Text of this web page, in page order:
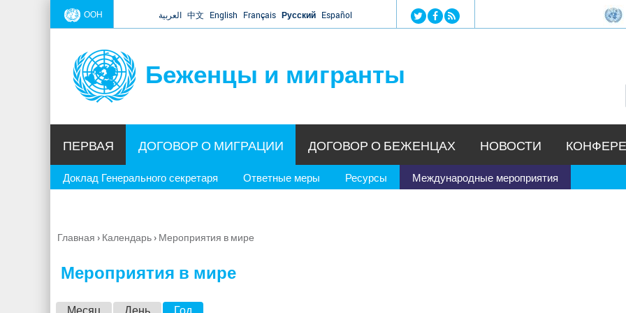
Jump to navigation
ООН العربية 中文 English Français Русский Español
Беженцы и мигранты
ПЕРВАЯ ДОГОВОР О МИГРАЦИИ
Доклад Генерального секретаря Ответные меры Ресурсы Международные мероприятия
ДОГОВОР О БЕЖЕНЦАХ НОВОСТИ
Вы
Главная › Календарь› Мероприятия в мире
Мероприятия в мире